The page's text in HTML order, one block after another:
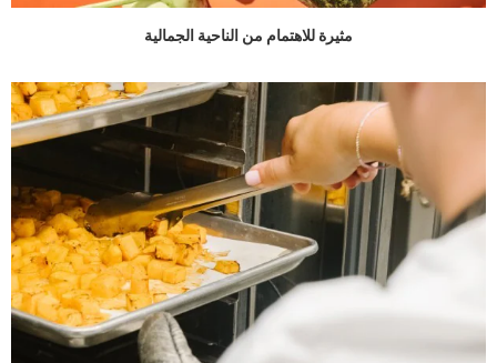
مثيرة للاهتمام من الناحية الجمالية